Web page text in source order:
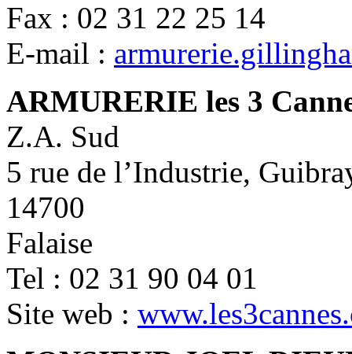
Fax : 02 31 22 25 14
E-mail :
ARMURERIE les 3
Z.A. Sud
5 rue de l’Industrie,
14700
Falaise
Tel : 02 31 90 04 01
Site web :